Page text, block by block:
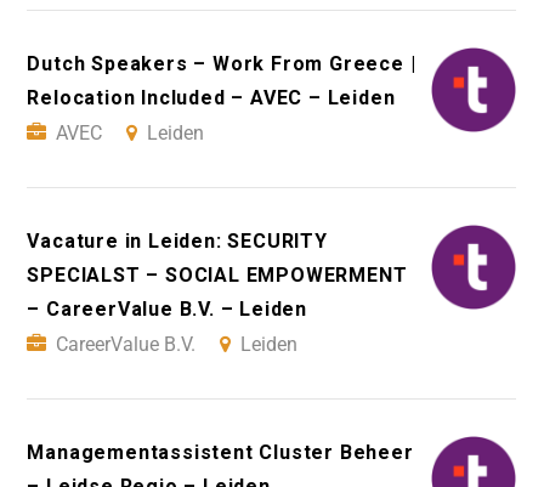
Dutch Speakers – Work From Greece |
Relocation Included – AVEC – Leiden
AVEC
Leiden
Vacature in Leiden: SECURITY
SPECIALST – SOCIAL EMPOWERMENT
– CareerValue B.V. – Leiden
CareerValue B.V.
Leiden
Managementassistent Cluster Beheer